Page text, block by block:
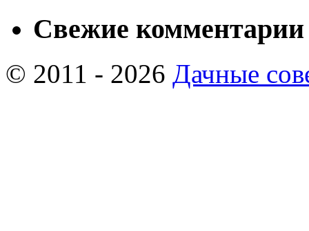
Свежие комментарии
© 2011 - 2026 Дачные